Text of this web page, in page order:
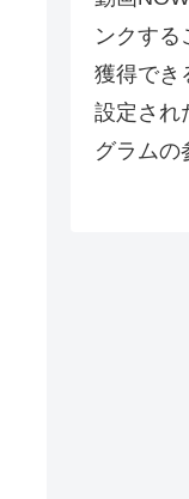
ンクする
獲得でき
設定され
グラムの